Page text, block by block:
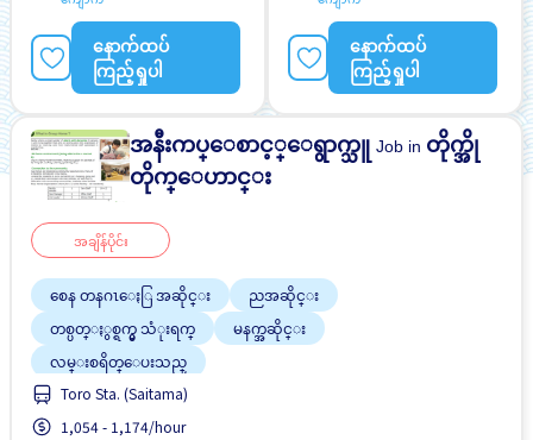
အလားအလာရှိသည်
အချိန်ပြည့် အလုပ်လုပ်ခွင့်ရ
ရန် အခွင့်အရေးရှိသည်
အမျိုးသမီး ပို၍လိုလားသည်
နောက်ထပ်
ကြည့်ရှုပါ
နောက်ထပ်
ကြည့်ရှုပါ
အနီးကပ္ေစာင့္ေရွာက္သူJob in တိုက္အို
တိုက္ေဟာင္း
အချိန်ပိုင်း
စေန တနဂၤေႏြ အဆိုင္း
ညအဆိုင္း
တစ္ပတ္ႏွစ္ရက္မွ သံုးရက္
မနက္အဆိုင္း
လမ္းစရိတ္ေပးသည္
အချိန်ပြည့် အလုပ်လုပ်ခွင့်ရရန် အခွင့်အရေးရှိသည်
အမျိုးသမီး ပို၍လိုလားသည်
Toro Sta. (Saitama)
1,054 - 1,174/hour